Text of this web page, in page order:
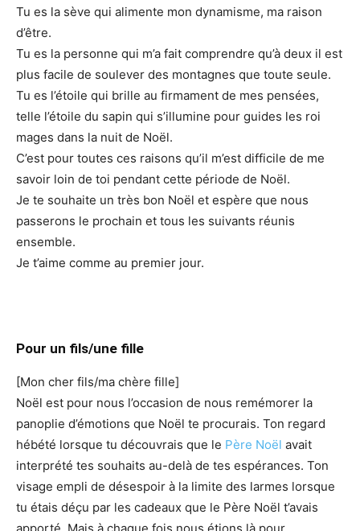
Tu es la sève qui alimente mon dynamisme, ma raison
d’être.
Tu es la personne qui m’a fait comprendre qu’à deux il est
plus facile de soulever des montagnes que toute seule.
Tu es l’étoile qui brille au firmament de mes pensées,
telle l’étoile du sapin qui s’illumine pour guides les roi
mages dans la nuit de Noël.
C’est pour toutes ces raisons qu’il m’est difficile de me
savoir loin de toi pendant cette période de Noël.
Je te souhaite un très bon Noël et espère que nous
passerons le prochain et tous les suivants réunis
ensemble.
Je t’aime comme au premier jour.
Pour un fils/une fille
[Mon cher fils/ma chère fille]
Noël est pour nous l’occasion de nous remémorer la
panoplie d’émotions que Noël te procurais. Ton regard
hébété lorsque tu découvrais que le Père Noël avait
interprété tes souhaits au-delà de tes espérances. Ton
visage empli de désespoir à la limite des larmes lorsque
tu étais déçu par les cadeaux que le Père Noël t’avais